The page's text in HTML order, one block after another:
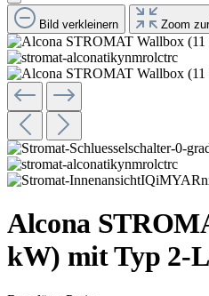
Bild verkleinern Zoom
Alcona
kW) mit Typ 2-